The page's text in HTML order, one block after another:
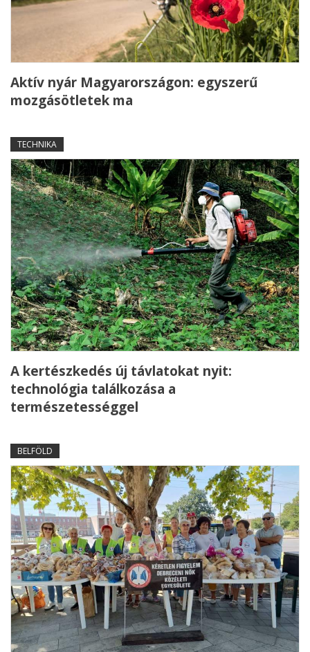
Aktív nyár Magyarországon: egyszerű
mozgásötletek ma
TECHNIKA
A kertészkedés új távlatokat nyit:
technológia találkozása a
természetességgel
BELFÖLD